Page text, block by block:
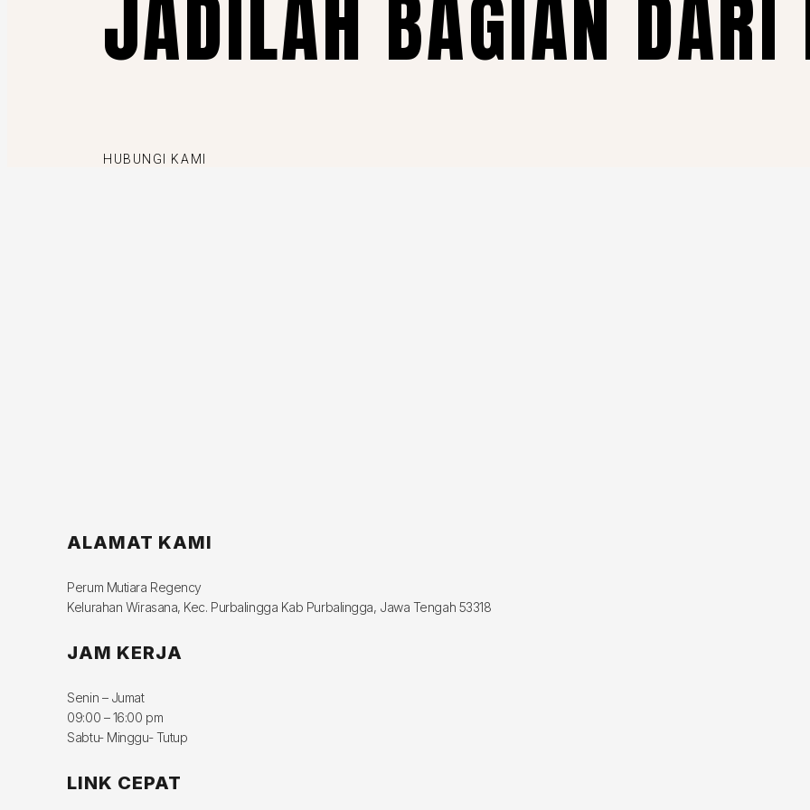
JADILAH BAGIAN
HUBUNGI KAMI
ALAMAT KAMI
Perum Mutiara Regency
Kelurahan Wirasana, Kec. Purbalingga Kab Purbalingga, Jawa Tengah 53318
JAM KERJA
Senin – Jumat
09:00 – 16:00 pm
Sabtu- Minggu- Tutup
LINK CEPAT